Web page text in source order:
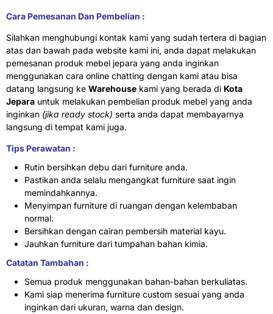
Cara Pemesanan Dan Pembelian :
Silahkan menghubungi kontak kami yang sudah tertera di bagian
atas dan bawah pada website kami ini, anda dapat melakukan
pemesanan produk mebel jepara yang anda inginkan
menggunakan cara online chatting dengan kami atau bisa
datang langsung ke Warehouse kami yang berada di Kota
Jepara untuk melakukan pembelian produk mebel yang anda
inginkan (jika ready stock) serta anda dapat membayarnya
langsung di tempat kami juga.
Tips Perawatan :
Rutin bersihkan debu dari furniture anda.
Pastikan anda selalu mengangkat furniture saat ingin
memindahkannya.
Menyimpan furniture di ruangan dengan kelembaban
normal.
Bersihkan dengan cairan pembersih material kayu.
Jauhkan furniture dari tumpahan bahan kimia.
Catatan Tambahan :
Semua produk menggunakan bahan-bahan berkuliatas.
Kami siap menerima furniture custom sesuai yang anda
inginkan dari ukuran, warna dan design.